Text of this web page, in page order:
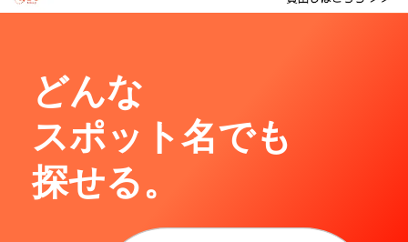
どんな
スポット名でも
探せる。